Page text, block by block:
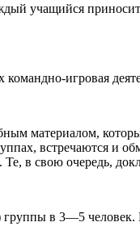
учащийся
игровая
материалом,
встречаются и
в свою очередь,
в 3—5